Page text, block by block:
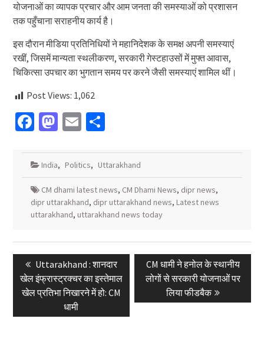
योजनाओं का व्यापक प्रचार और आम जनता की समस्याओं को प्रशासन
तक पहुँचाना सराहनीय कार्य है।
इस दौरान मीडिया प्रतिनिधियों ने महानिदेशक के समक्ष अपनी समस्याएं
रखीं, जिसमें मान्यता स्थलीकरण, सरकारी गेस्टहाउसों में मुफ्त आवास,
चिकित्सा उपचार का भुगतान समय पर करने जैसी समस्याएं शामिल थीं।
Post Views: 1,062
Facebook
Mastodon
EmailShare
India, Politics, Uttarakhand
CM dhami latest news, CM Dhami News, dipr news,
dipr uttarakhand, dipr uttarakhand news, Latest news
uttarakhand, uttarakhand news today
navigation
Previous
post:
Uttarakhand : शानदार
खेल इंफ्रास्ट्रक्चर का इस्तेमाल
खेल प्रतिभा निखारने में हो: CM
धामी
Next
post:
CM धामी ने हनोल के स्थानीय
लोगों से सरकारी योजनाओं पर
लिया फीडबैक